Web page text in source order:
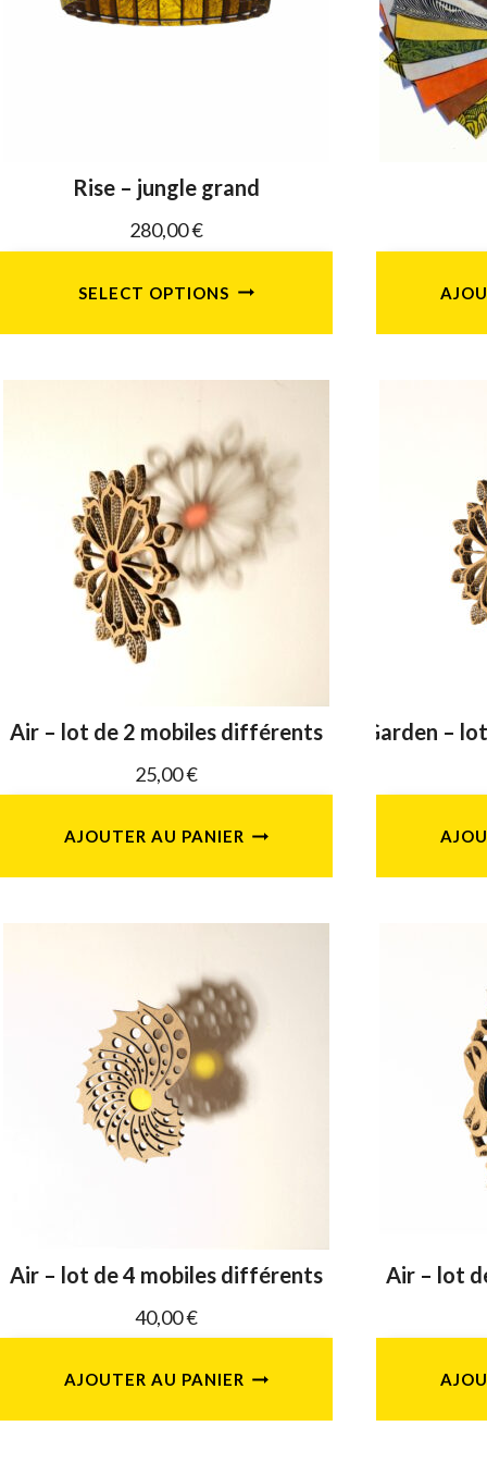
peuvent
du
produit
Rise – jungle grand
280,00€
SELECT OPTIONS
Air – lot de 2 mobiles différents
25,00€
AJOUTER AU PANIER
Garden –
Air – lot de 4 mobiles différents
40,00€
AJOUTER AU PANIER
Air – lot